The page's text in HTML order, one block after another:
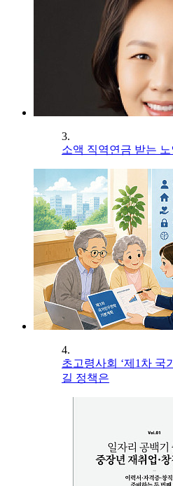
3.
소액 직역연금 받는
4.
초고령사회 ‘제1차 국
길 정책은